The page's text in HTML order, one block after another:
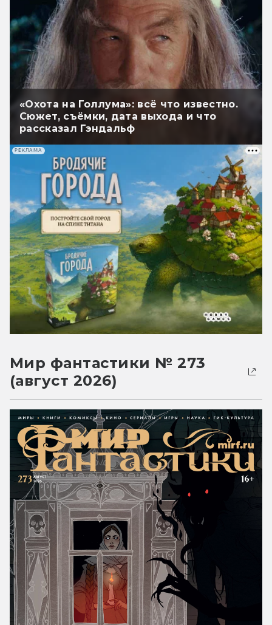
«Охота на Голлума»: всё что известно.
Сюжет, съёмки, дата выхода и что
рассказал Гэндальф
РЕКЛАМА
Мир фантастики № 273
(август 2026)